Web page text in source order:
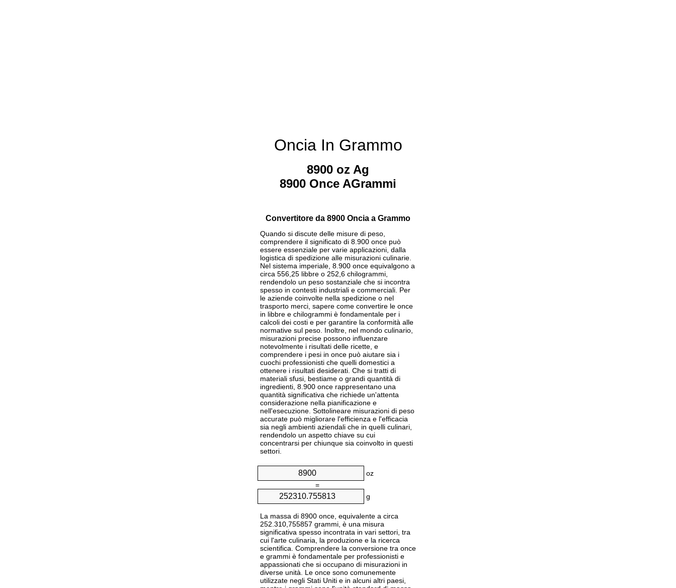
Oncia In Grammo
8900 oz Ag
8900 Once AGrammi
Convertitore da 8900 Oncia a Grammo
Quando si discute delle misure di peso,
comprendere il significato di 8.900 once può
essere essenziale per varie applicazioni, dalla
logistica di spedizione alle misurazioni culinarie.
Nel sistema imperiale, 8.900 once equivalgono a
circa 556,25 libbre o 252,6 chilogrammi,
rendendolo un peso sostanziale che si incontra
spesso in contesti industriali e commerciali. Per
le aziende coinvolte nella spedizione o nel
trasporto merci, sapere come convertire le once
in libbre e chilogrammi è fondamentale per i
calcoli dei costi e per garantire la conformità alle
normative sul peso. Inoltre, nel mondo culinario,
misurazioni precise possono influenzare
notevolmente i risultati delle ricette, e
comprendere i pesi in once può aiutare sia i
cuochi professionisti che quelli domestici a
ottenere i risultati desiderati. Che si tratti di
materiali sfusi, bestiame o grandi quantità di
ingredienti, 8.900 once rappresentano una
quantità significativa che richiede un'attenta
considerazione nella pianificazione e
nell'esecuzione. Sottolineare misurazioni di peso
accurate può migliorare l'efficienza e l'efficacia
sia negli ambienti aziendali che in quelli culinari,
rendendolo un aspetto chiave su cui
concentrarsi per chiunque sia coinvolto in questi
settori.
oz
=
g
La massa di 8900 once, equivalente a circa
252.310,755857 grammi, è una misura
significativa spesso incontrata in vari settori, tra
cui l'arte culinaria, la produzione e la ricerca
scientifica. Comprendere la conversione tra once
e grammi è fondamentale per professionisti e
appassionati che si occupano di misurazioni in
diverse unità. Le once sono comunemente
utilizzate negli Stati Uniti e in alcuni altri paesi,